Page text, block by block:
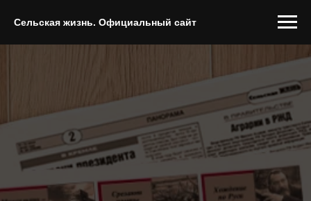
Сельская жизнь. Официальный сайт